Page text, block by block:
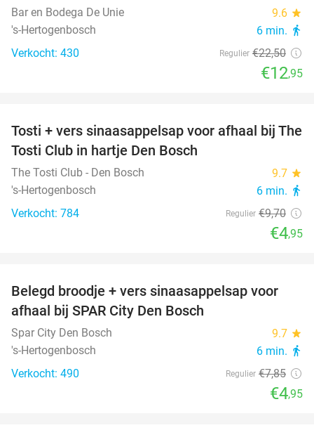
Bar en Bodega De Unie
9.6 star
's-Hertogenbosch 6 min. directions_walk
Verkocht: 430 Regulier €22,50
€12,95
49%
Tosti + vers sinaasappelsap voor afhaal bij The
Tosti Club in hartje Den Bosch
The Tosti Club - Den Bosch 9.7 star
's-Hertogenbosch 6 min. directions_walk
Verkocht: 784 Regulier €9,70
€4,95
37%
Belegd broodje + vers sinaasappelsap voor
afhaal bij SPAR City Den Bosch
Spar City Den Bosch 9.7 star
's-Hertogenbosch 6 min. directions_walk
Verkocht: 490 Regulier €7,85
€4,95